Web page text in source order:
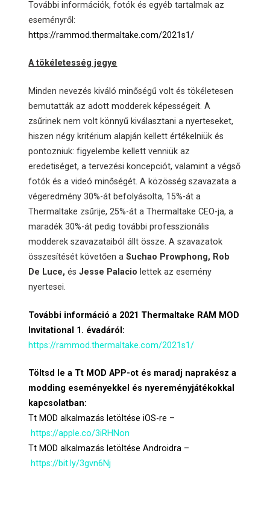
További információk, fotók és egyéb tartalmak az
eseményről:
https://rammod.thermaltake.com/2021s1/
A tökéletesség jegye
Minden nevezés kiváló minőségű volt és tökéletesen
bemutatták az adott modderek képességeit. A
zsűrinek nem volt könnyű kiválasztani a nyerteseket,
hiszen négy kritérium alapján kellett értékelniük és
pontozniuk: figyelembe kellett venniük az
eredetiséget, a tervezési koncepciót, valamint a végső
fotók és a videó minőségét. A közösség szavazata a
végeredmény 30%-át befolyásolta, 15%-át a
Thermaltake zsűrije, 25%-át a Thermaltake CEO-ja, a
maradék 30%-át pedig további professzionális
modderek szavazataiból állt össze. A szavazatok
összesítését követően aSuchao Prowphong, Rob
De Luce, ésJesse Palacio lettek az esemény
nyertesei.
További információ a 2021 Thermaltake RAM MOD
Invitational 1. évadáról:
https://rammod.thermaltake.com/2021s1/
Töltsd le a Tt MOD APP-ot és maradj naprakész a
modding eseményekkel és nyereményjátékokkal
kapcsolatban:
Tt MOD alkalmazás letöltése iOS-re –
https://apple.co/3iRHNon
Tt MOD alkalmazás letöltése Androidra –
https://bit.ly/3gvn6Nj